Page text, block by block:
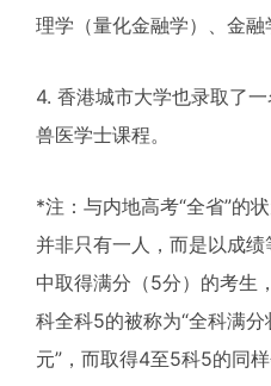
理学（量化金融学）、金融
4. 香港城市大学也录取了
兽医学士课程。
*注：与内地高考“全省”的
并非只有一人，而是以成
中取得满分（5分）的考生
科全科5的被称为“全科满
元”，而取得4至5科5的同样